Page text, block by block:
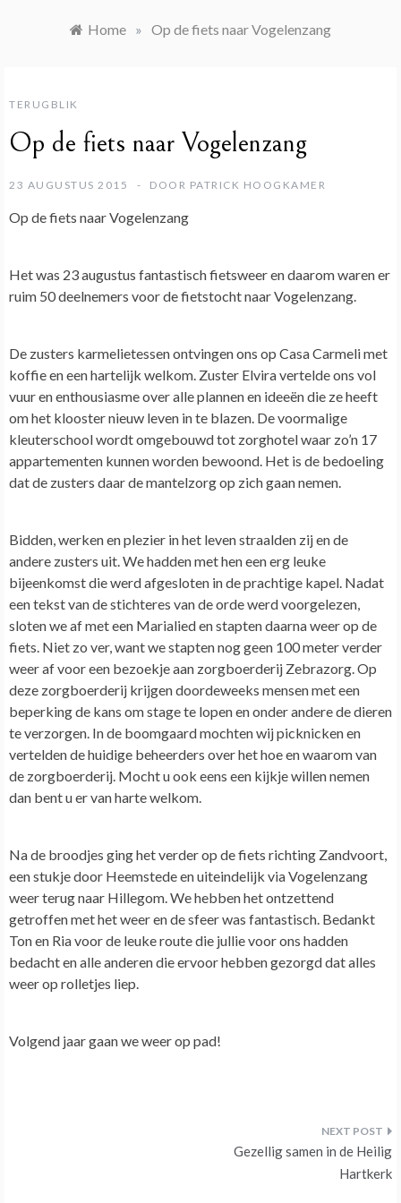
Home » Op de fiets naar Vogelenzang
TERUGBLIK
Op de fiets naar Vogelenzang
23 AUGUSTUS 2015 DOOR PATRICK HOOGKAMER
Op de fiets naar Vogelenzang
Het was 23 augustus fantastisch fietsweer en daarom waren er
ruim 50 deelnemers voor de fietstocht naar Vogelenzang.
De zusters karmelietessen ontvingen ons op Casa Carmeli met
koffie en een hartelijk welkom. Zuster Elvira vertelde ons vol
vuur en enthousiasme over alle plannen en ideeën die ze heeft
om het klooster nieuw leven in te blazen. De voormalige
kleuterschool wordt omgebouwd tot zorghotel waar zo’n 17
appartementen kunnen worden bewoond. Het is de bedoeling
dat de zusters daar de mantelzorg op zich gaan nemen.
Bidden, werken en plezier in het leven straalden zij en de
andere zusters uit. We hadden met hen een erg leuke
bijeenkomst die werd afgesloten in de prachtige kapel. Nadat
een tekst van de stichteres van de orde werd voorgelezen,
sloten we af met een Marialied en stapten daarna weer op de
fiets. Niet zo ver, want we stapten nog geen 100 meter verder
weer af voor een bezoekje aan zorgboerderij Zebrazorg. Op
deze zorgboerderij krijgen doordeweeks mensen met een
beperking de kans om stage te lopen en onder andere de dieren
te verzorgen. In de boomgaard mochten wij picknicken en
vertelden de huidige beheerders over het hoe en waarom van
de zorgboerderij. Mocht u ook eens een kijkje willen nemen
dan bent u er van harte welkom.
Na de broodjes ging het verder op de fiets richting Zandvoort,
een stukje door Heemstede en uiteindelijk via Vogelenzang
weer terug naar Hillegom. We hebben het ontzettend
getroffen met het weer en de sfeer was fantastisch. Bedankt
Ton en Ria voor de leuke route die jullie voor ons hadden
bedacht en alle anderen die ervoor hebben gezorgd dat alles
weer op rolletjes liep.
Volgend jaar gaan we weer op pad!
Gezellig samen in de Heilig
Hartkerk